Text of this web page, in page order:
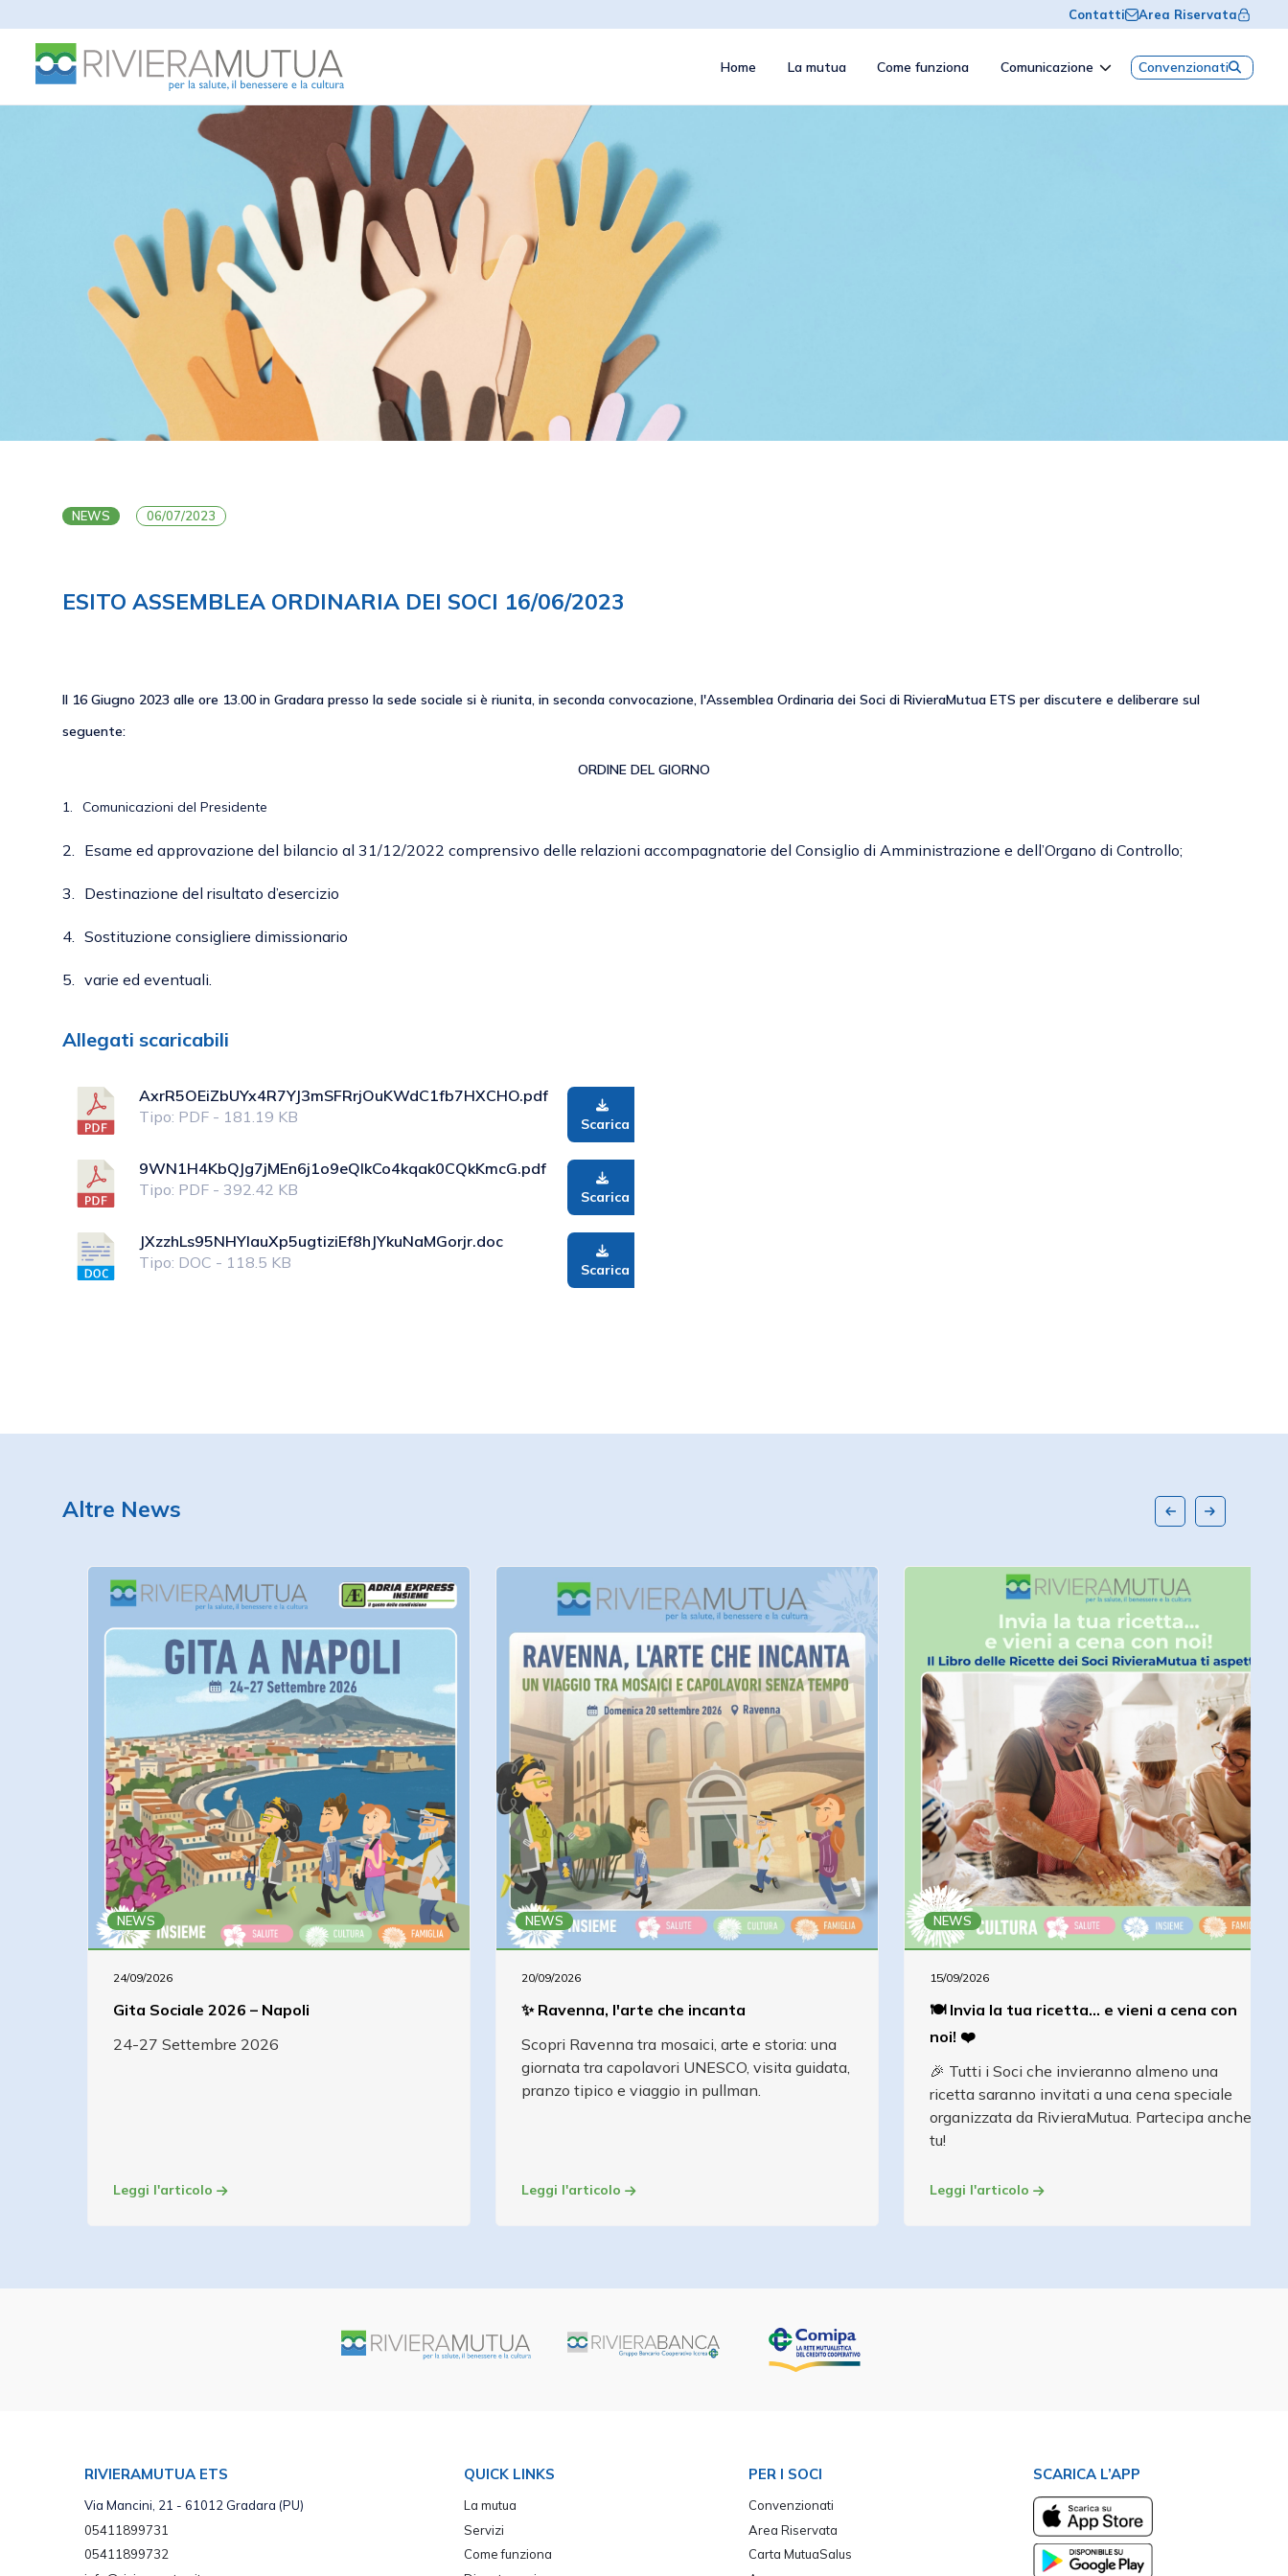
Contatti Area Riservata
Home La mutua Come funziona Comunicazione Convenzionati
NEWS 06/07/2023
ESITO ASSEMBLEA ORDINARIA DEI SOCI 16/06/2023
Il 16 Giugno 2023 alle ore 13.00 in Gradara presso la sede sociale si è riunita, in seconda convocazione, l'Assemblea Ordinaria dei Soci di RivieraMutua ETS per discutere e deliberare sul
seguente:
ORDINE DEL GIORNO
1. Comunicazioni del Presidente
2. Esame ed approvazione del bilancio al 31/12/2022 comprensivo delle relazioni accompagnatorie del Consiglio di Amministrazione e dell’Organo di Controllo;
3. Destinazione del risultato d’esercizio
4. Sostituzione consigliere dimissionario
5. varie ed eventuali.
Allegati scaricabili
AxrR5OEiZbUYx4R7YJ3mSFRrjOuKWdC1fb7HXCHO.pdf
Tipo: PDF - 181.19 KB
Scarica
9WN1H4KbQJg7jMEn6j1o9eQIkCo4kqak0CQkKmcG.pdf
Tipo: PDF - 392.42 KB
Scarica
JXzzhLs95NHYIauXp5ugtiziEf8hJYkuNaMGorjr.doc
Tipo: DOC - 118.5 KB
Scarica
Altre News
NEWS
24/09/2026
Gita Sociale 2026 – Napoli
24-27 Settembre 2026
Leggi l'articolo
NEWS
20/09/2026
✨ Ravenna, l'arte che incanta
Scopri Ravenna tra mosaici, arte e storia: una
giornata tra capolavori UNESCO, visita guidata,
pranzo tipico e viaggio in pullman.
Leggi l'articolo
NEWS
15/09/2026
🍽️ Invia la tua ricetta... e vieni a cena con
noi! ❤️
🎉 Tutti i Soci che invieranno almeno una
ricetta saranno invitati a una cena speciale
organizzata da RivieraMutua. Partecipa anche
tu!
Leggi l'articolo
RIVIERAMUTUA ETS
Via Mancini, 21 - 61012 Gradara (PU)
05411899731
05411899732
QUICK LINKS
La mutua
Servizi
Come funziona
PER I SOCI
Convenzionati
Area Riservata
Carta MutuaSalus
SCARICA L’APP